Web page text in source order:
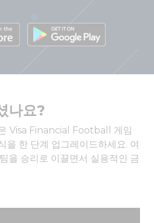
나요?
Visa Financial Football 게임
을 한 단계 업그레이드하세요. 여
을 승리로 이끌면서 실용적인 금